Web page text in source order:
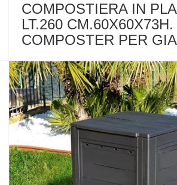
COMPOSTIERA IN
LT.260 CM.60X60X73H.
COMPOSTER PER